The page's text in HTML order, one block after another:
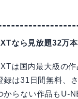
なら見放題32万
は国内最大級の
録は31日間無料、
からない作品もU-